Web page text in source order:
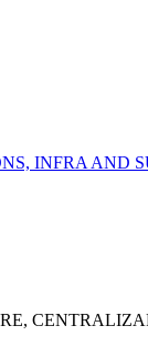
INFRA AND